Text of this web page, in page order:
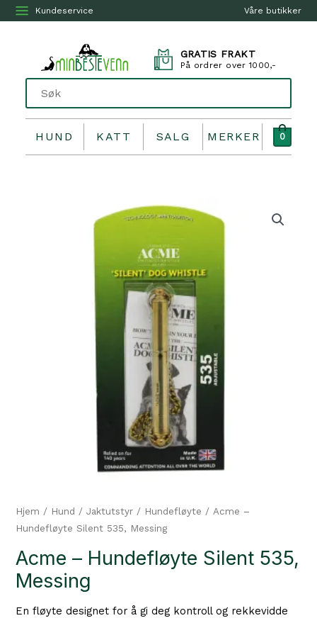
Våre butikker
Kundeservice
GRATIS FRAKT
På ordrer over 1000,-
HUND KATT SALG MERKER 0
Hjem / Hund /Jaktutstyr / Hundefløyte / Acme –
Hundefløyte Silent 535, Messing
Acme – Hundefløyte Silent 535,
Messing
En fløyte designet for å gi deg kontroll og rekkevidde